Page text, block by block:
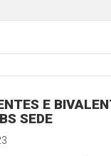
E
SEDE